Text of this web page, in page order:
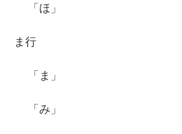
「ほ」
ま行
「ま」
「み」